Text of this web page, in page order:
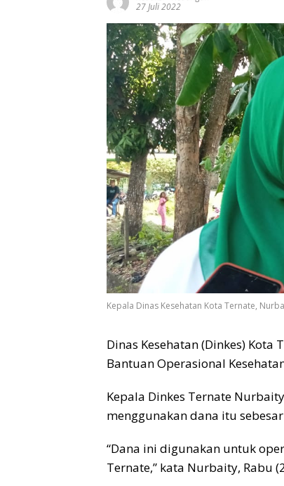
27 Juli 2022
Kepala Dinas Kesehatan Kota Ternate,
Dinas Kesehatan (Dinkes)
Bantuan Operasional
Kepala Dinkes Ternate
menggunakan dana itu
“Dana ini digunakan untuk
Ternate,” kata Nurbaity, Rabu